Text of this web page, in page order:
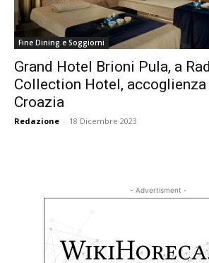
Fine Dining e Soggiorni
Grand Hotel Brioni Pula, a
Collection Hotel, accoglienza
Croazia
Redazione - 18 Dicembre 2023
- Advertisment -